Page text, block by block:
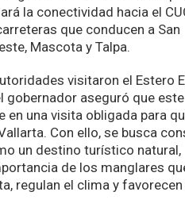
la conectividad hacia el
que conducen a San
Mascota y Talpa.
visitaron el Estero
gobernador aseguró que
en una visita obligada para
Con ello, se busca
un destino turístico natural,
de los manglares
regulan el clima y favorecen